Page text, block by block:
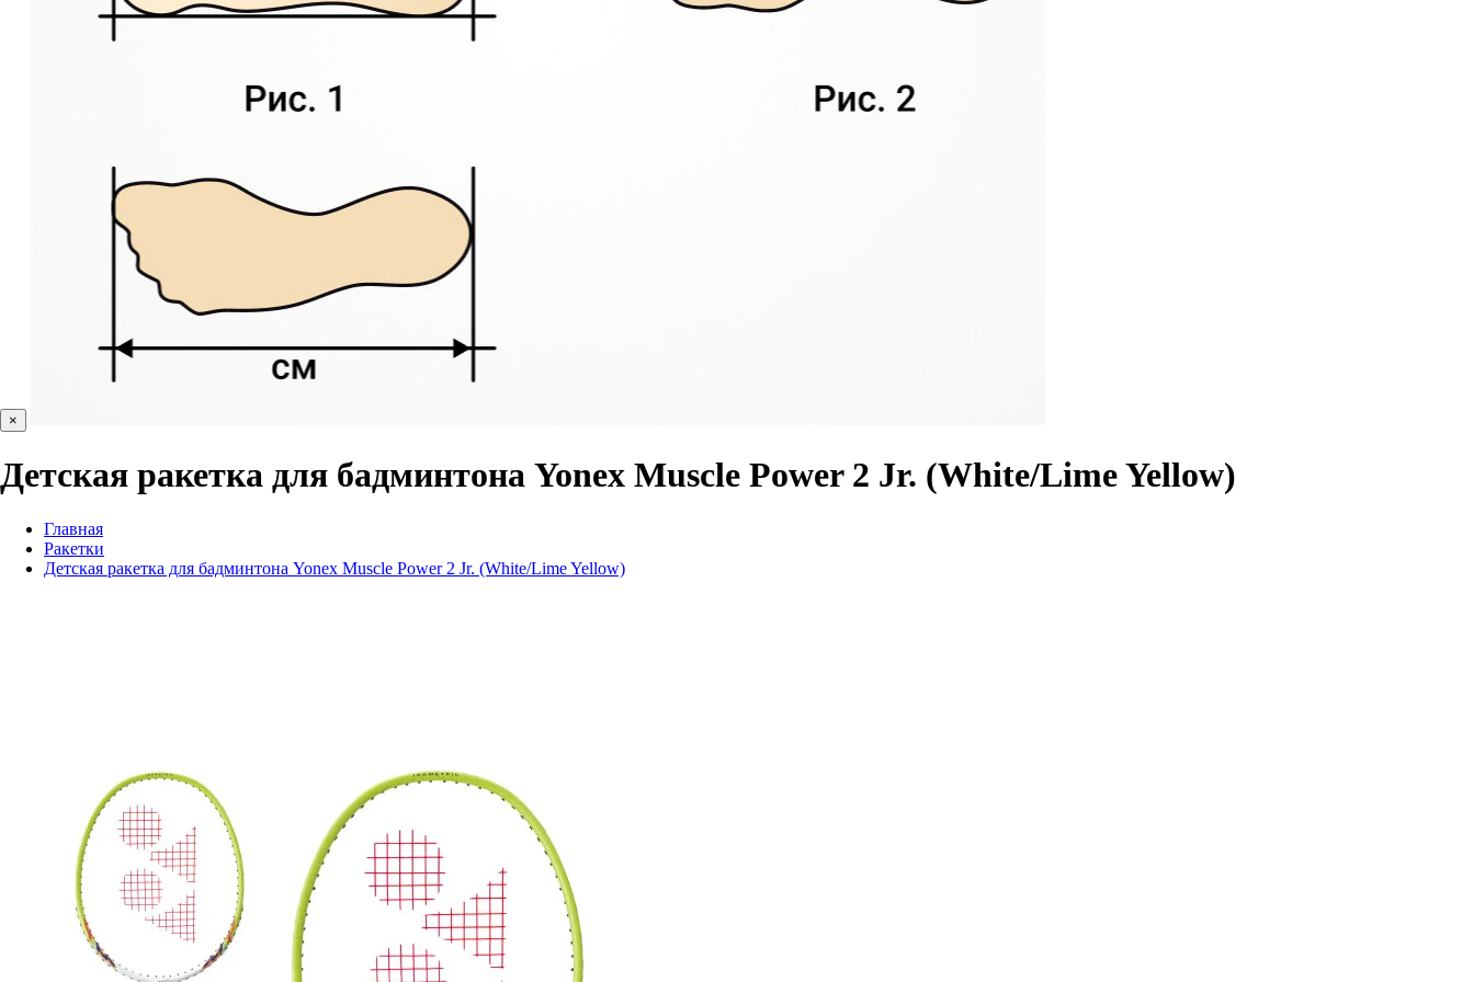
×
Детская ракетка для бадминтона Yonex Muscle Power 2 Jr. (White/Lime Yellow)
Главная
Ракетки
Детская ракетка для бадминтона Yonex Muscle Power 2 Jr. (White/Lime Yellow)